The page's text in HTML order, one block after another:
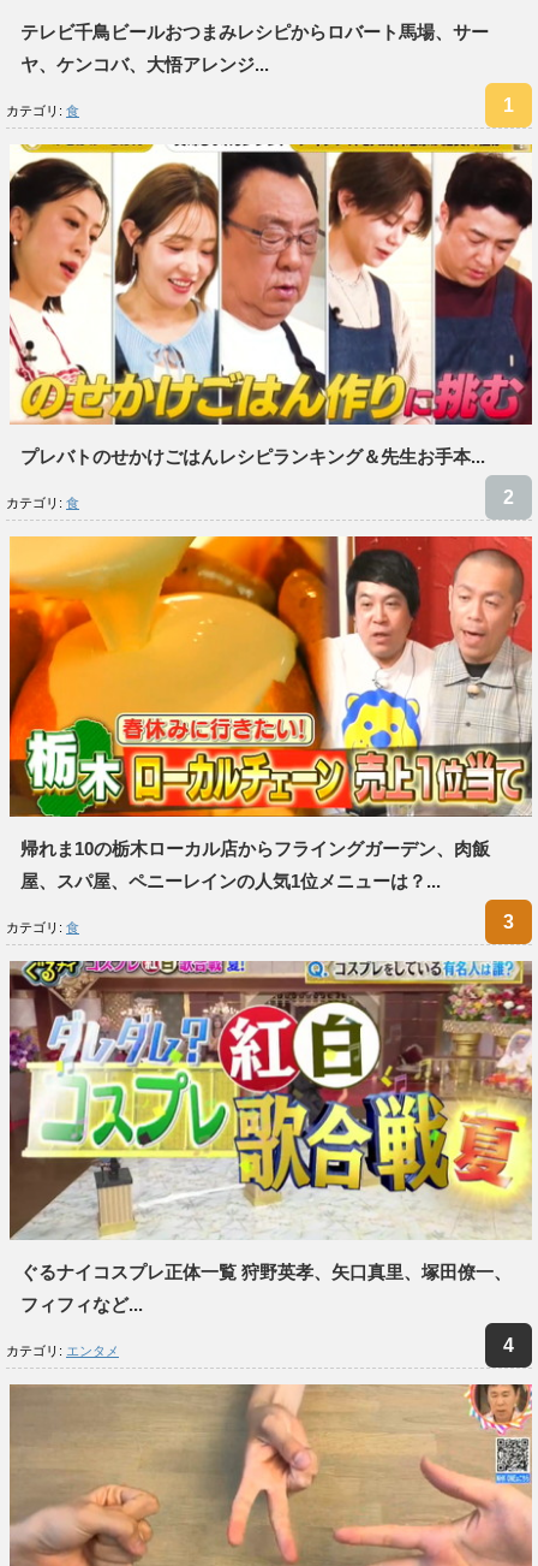
テレビ千鳥ビールおつまみレシピからロバート馬場、サー
ヤ、ケンコバ、大悟アレンジ...
カテゴリ: 食
プレバトのせかけごはんレシピランキング＆先生お手本...
カテゴリ: 食
帰れま10の栃木ローカル店からフライングガーデン、肉飯
屋、スパ屋、ペニーレインの人気1位メニューは？...
カテゴリ: 食
ぐるナイコスプレ正体一覧 狩野英孝、矢口真里、塚田僚一、
フィフィなど...
カテゴリ: エンタメ